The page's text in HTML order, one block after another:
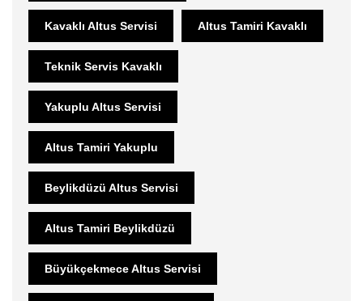
Kavaklı Altus Servisi Altus Tamiri Kavaklı
Teknik Servis Kavaklı
Yakuplu Altus Servisi
Altus Tamiri Yakuplu
Beylikdüzü Altus Servisi
Altus Tamiri Beylikdüzü
Büyükçekmece Altus Servisi